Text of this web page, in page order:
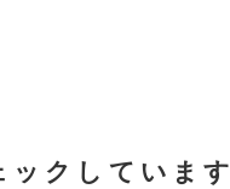
クしています